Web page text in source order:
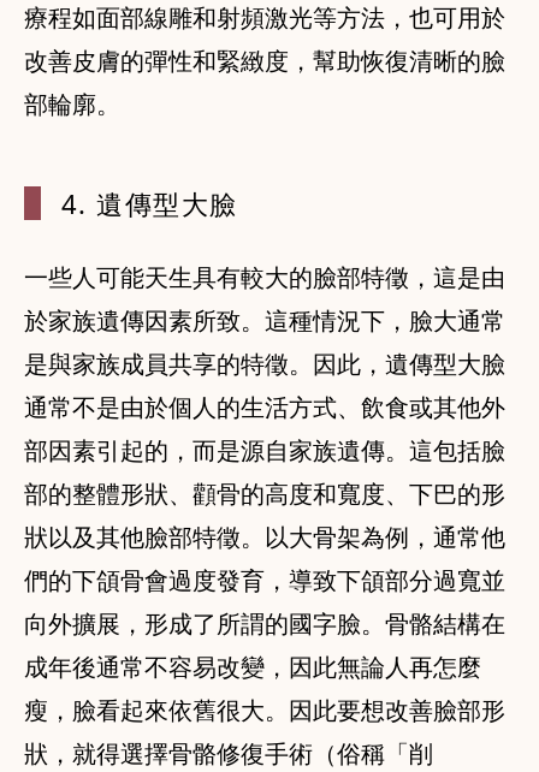
療程如面部線雕和射頻激光等方法，也可用於
改善皮膚的彈性和緊緻度，幫助恢復清晰的臉
部輪廓。
4. 遺傳型大臉
一些人可能天生具有較大的臉部特徵，這是由
於家族遺傳因素所致。這種情況下，臉大通常
是與家族成員共享的特徵。因此，遺傳型大臉
通常不是由於個人的生活方式、飲食或其他外
部因素引起的，而是源自家族遺傳。這包括臉
部的整體形狀、顴骨的高度和寬度、下巴的形
狀以及其他臉部特徵。以大骨架為例，通常他
們的下頜骨會過度發育，導致下頜部分過寬並
向外擴展，形成了所謂的國字臉。骨骼結構在
成年後通常不容易改變，因此無論人再怎麼
瘦，臉看起來依舊很大。因此要想改善臉部形
狀，就得選擇骨骼修復手術（俗稱「削